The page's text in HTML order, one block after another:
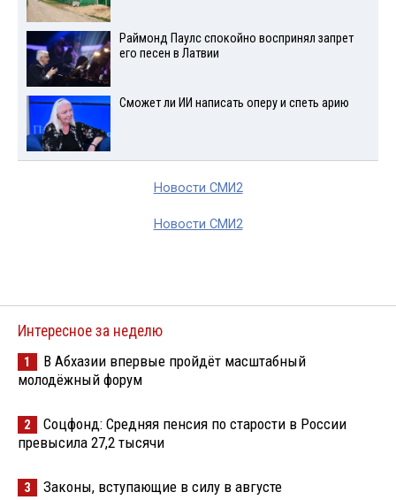
Раймонд Паулс спокойно воспринял запрет
его песен в Латвии
Сможет ли ИИ написать оперу и спеть арию
Новости СМИ2
Новости СМИ2
Интересное за неделю
1
В Абхазии впервые пройдёт масштабный
молодёжный форум
2
Соцфонд: Средняя пенсия по старости в России
превысила 27,2 тысячи
3 Законы, вступающие в силу в августе